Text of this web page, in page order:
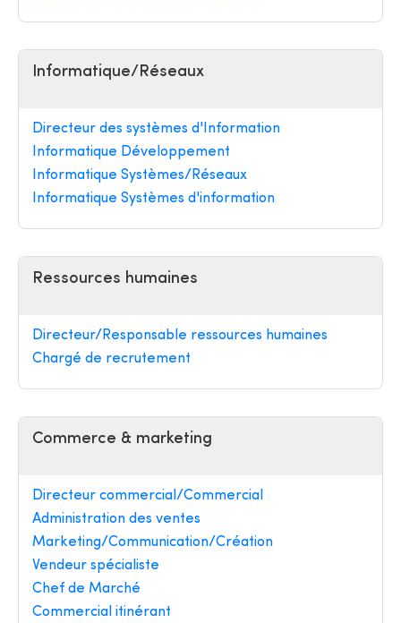
Informatique/Réseaux
Directeur des systèmes d'Information
Informatique Développement
Informatique Systèmes/Réseaux
Informatique Systèmes d'information
Ressources humaines
Directeur/Responsable ressources humaines
Chargé de recrutement
Commerce & marketing
Directeur commercial/Commercial
Administration des ventes
Marketing/Communication/Création
Vendeur spécialiste
Chef de Marché
Commercial itinérant